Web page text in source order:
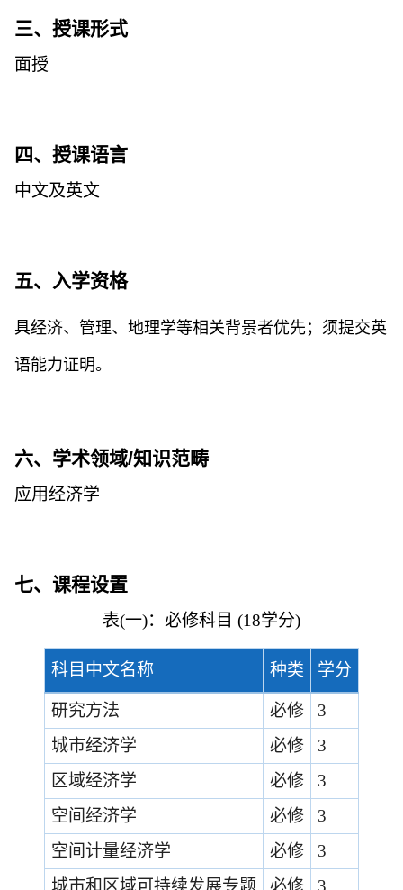
三、授课形式
面授
四、授课语言
中文及英文
五、入学资格
具经济、管理、地理学等相关背景者优先；须提交英
语能力证明。
六、学术领域/知识范畴
应用经济学
七、课程设置
表(一)：必修科目 (18学分)
科目中文名称 种类 学分
研究方法 必修
3
城市经济学
必修
3
区域经济学
必修
3
空间经济学
必修
3
空间计量经济学
必修
3
城市和区域可持续发展专题
必修 3